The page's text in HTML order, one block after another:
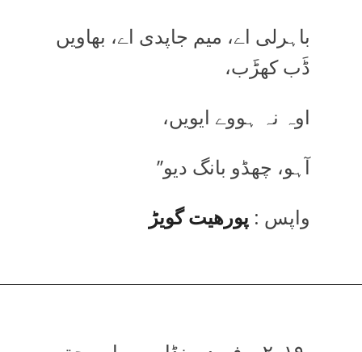
باہرلی اے، میم جاپدی اے، بھاویں
ڈَب کھڑَب،
اوہ نہ ہووے ایویں،
آہو، چھڈو بانگ دیو’’
واپس : پورھیت گویڑ